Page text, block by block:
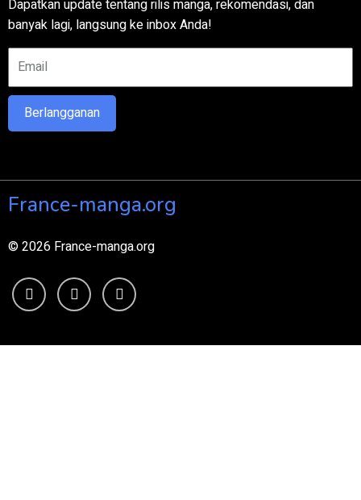
Dapatkan update tentang rilis manga, rekomendasi, dan
banyak lagi, langsung ke inbox Anda!
Berlangganan
France-manga.org
© 2026 France-manga.org